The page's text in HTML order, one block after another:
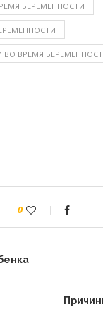
БЕРЕМЕННОСТИ
ВО ВРЕМЯ
0